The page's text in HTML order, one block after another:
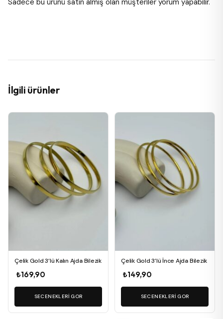
Sadece bu ürünü satın almış olan müşteriler yorum yapabilir.
İlgili ürünler
Çelik Gold 3’lü Kalın Ajda Bilezik
₺169,90
SECENEKLERI GOR
Bu
birden
fazla
varyasyonu
var.
Seçenekler
ürün
Çelik Gold 3’lü İnce Ajda Bilezik
₺149,90
SECENEKLERI GOR
Bu
birden
varyasyonu
var.
Seçenekler
ürün
sayfasından